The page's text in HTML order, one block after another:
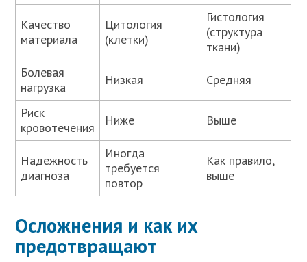
Качество
материала
Цитология
(клетки)
Гистология
(структура
ткани)
Болевая
нагрузка
Низкая Средняя
Риск
кровотечения
Ниже Выше
Надежность
диагноза
Иногда
требуется
повтор
Как правило,
выше
Осложнения и как их
предотвращают